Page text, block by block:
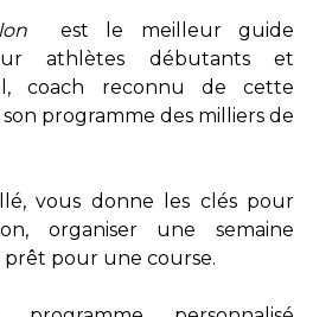
est le meilleur guide
athlètes débutants et
coach reconnu de cette
son programme des milliers de
vous donne les clés pour
organiser une semaine
pour une course.